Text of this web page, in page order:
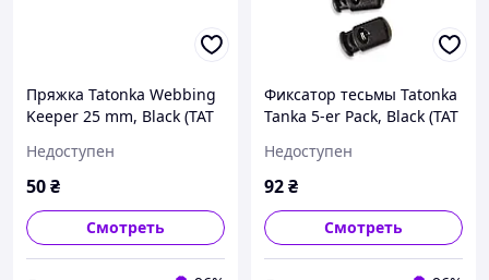
Пряжка Tatonka Webbing
Keeper 25 mm, Black (TAT
Webbing Keeper 25 mm,
Black (TAT
Недоступен
50₴
Смотреть
Фиксатор тесьмы Tatonka
Tanka 5-er Pack, Black (TAT
тесьмы Tatonka Tanka 5-er
Pack, Black
Недоступен
92₴
Смотреть